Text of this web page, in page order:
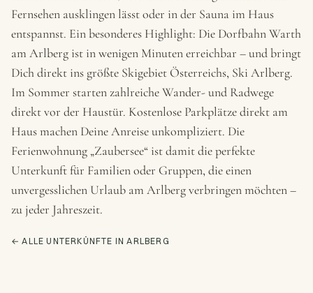
Fernsehen ausklingen lässt oder in der Sauna im Haus
entspannst. Ein besonderes Highlight: Die Dorfbahn Warth
am Arlberg ist in wenigen Minuten erreichbar – und bringt
Dich direkt ins größte Skigebiet Österreichs, Ski Arlberg.
Im Sommer starten zahlreiche Wander- und Radwege
direkt vor der Haustür. Kostenlose Parkplätze direkt am
Haus machen Deine Anreise unkompliziert. Die
Ferienwohnung „Zaubersee“ ist damit die perfekte
Unterkunft für Familien oder Gruppen, die einen
unvergesslichen Urlaub am Arlberg verbringen möchten –
zu jeder Jahreszeit.
← ALLE UNTERKÜNFTE IN ARLBERG